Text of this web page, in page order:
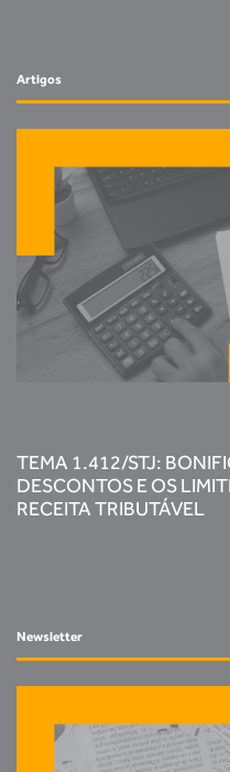
Artigos
TEMA 1.412/STJ:
DESCONTOS E OS
RECEITA TRIBUTÁVEL
Newsletter